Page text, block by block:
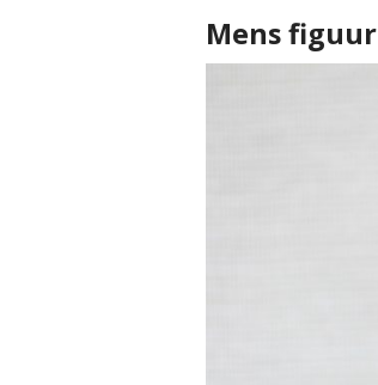
Mens figuur